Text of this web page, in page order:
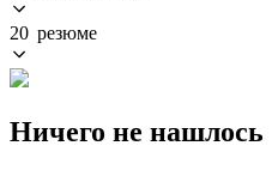
20 резюме
Ничего не нашлось